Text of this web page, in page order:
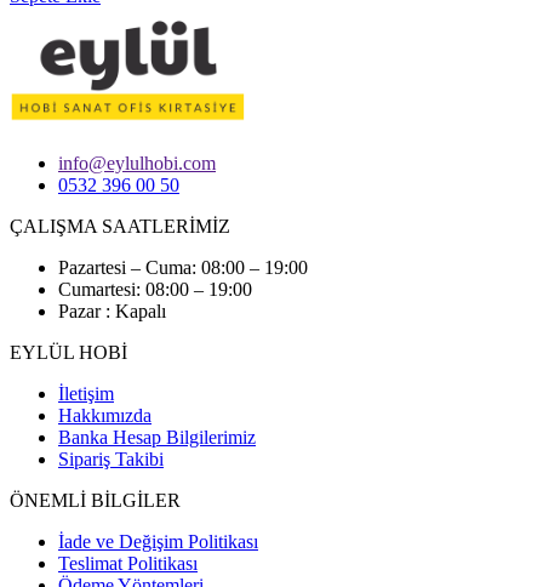
info@eylulhobi.com
0532 396 00 50
ÇALIŞMA SAATLERİMİZ
Pazartesi – Cuma: 08:00 – 19:00
Cumartesi: 08:00 – 19:00
Pazar : Kapalı
EYLÜL HOBİ
İletişim
Hakkımızda
Banka Hesap Bilgilerimiz
Sipariş Takibi
ÖNEMLİ BİLGİLER
İade ve Değişim Politikası
Teslimat Politikası